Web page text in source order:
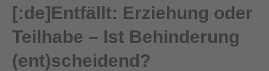
[:de]Entfällt: Erziehung oder
Teilhabe – Ist Behinderung
(ent)scheidend?